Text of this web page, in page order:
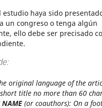
estudio haya sido
un congreso o tenga algún
ello debe ser precisado
original language of the
title no more than 60
NAME (or coauthors): On a